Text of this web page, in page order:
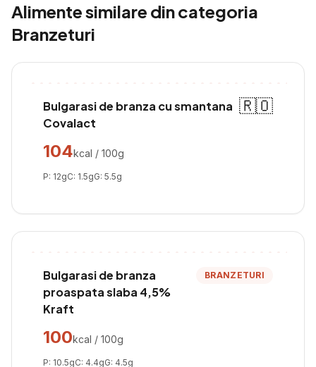
Alimente similare din categoria
Branzeturi
Bulgarasi de branza cu smantana
Covalact
🇷🇴
104kcal / 100g
P: 12gC: 1.5gG: 5.5g
Bulgarasi de branza
proaspata slaba 4,5%
Kraft
BRANZETURI
100kcal / 100g
P: 10.5gC: 4.4gG: 4.5g